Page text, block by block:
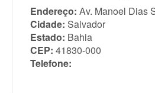
Endereço: Av. Manoel Dias
Cidade: Salvador
Estado: Bahia
CEP: 41830-000
Telefone: